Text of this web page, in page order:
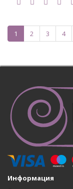
1 2 3 4
Информация